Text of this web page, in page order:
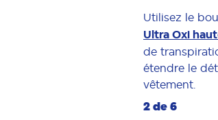
Utilisez le
Ultra Oxi
de
étendre le
vêtement.
2 de 6